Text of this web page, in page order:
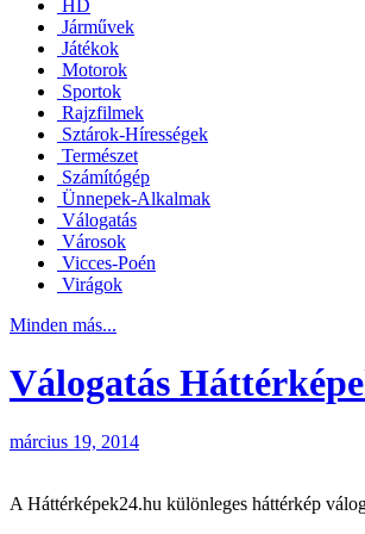
HD
Járművek
Játékok
Motorok
Sportok
Rajzfilmek
Sztárok-Hírességek
Természet
Számítógép
Ünnepek-Alkalmak
Válogatás
Városok
Vicces-Poén
Virágok
Minden más...
Válogatás
március 19, 2014
A Háttérképek24.hu különleges háttérkép